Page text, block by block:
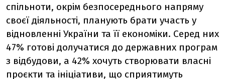
спільноти, окрім безпосереднього напряму
своєї діяльності, планують брати участь у
відновленні України та її економіки. Серед них
47% готові долучатися до державних програм
з відбудови, а 42% хочуть створювати власні
проєкти та ініціативи, що сприятимуть